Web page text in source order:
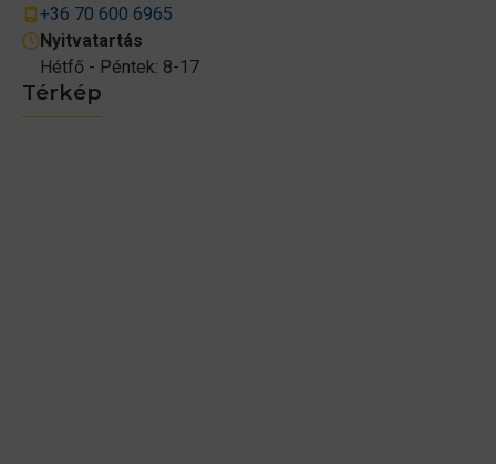
Térkép
+36 70 600 6965
Nyitvatartás
Hétfő - Péntek: 8-17